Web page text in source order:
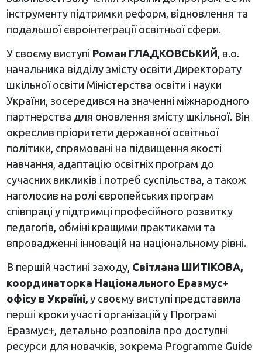
інструменту підтримки реформ, відновлення та
подальшої євроінтеграції освітньої сфери.
У своєму виступі Роман ГЛАДКОВСЬКИЙ, в.о.
начальника відділу змісту освіти Директорату
шкільної освіти Міністерства освіти і науки
України, зосередився на значенні міжнародного
партнерства для оновлення змісту шкільної. Він
окреслив пріоритети державної освітньої
політики, спрямовані на підвищення якості
навчання, адаптацію освітніх програм до
сучасних викликів і потреб суспільства, а також
наголосив на ролі європейських програм
співпраці у підтримці професійного розвитку
педагогів, обміні кращими практиками та
впровадженні інновацій на національному рівні.
В першій частині заходу, Світлана ШИТІКОВА,
координаторка Національного Еразмус+
офісу в Україні, у своєму виступі представила
перші кроки участі організацій у Програмі
Еразмус+, детально розповіла про доступні
ресурси для новачків, зокрема Programme Guide